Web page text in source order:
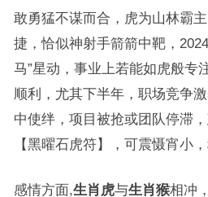
敢勇猛不谋而合，虎为山林霸
捷，恰似神射手箭箭中靶，
马”星动，事业上若能如虎般专
顺利，尤其下半年，职场竞争
中使绊，项目被抢或团队停滞
【黑曜石虎符】，可震慑宵小，
感情方面,生肖虎与生肖猴相冲